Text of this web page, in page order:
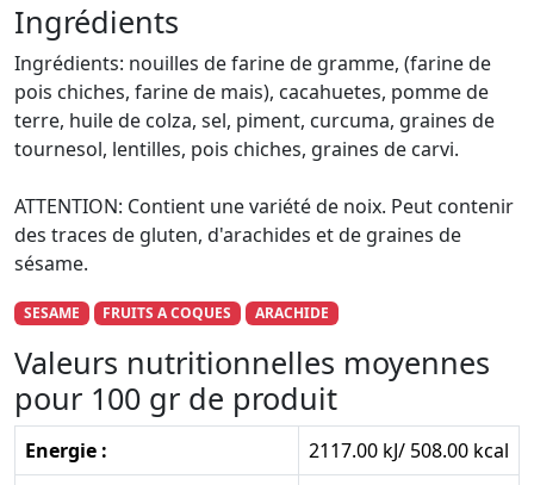
Ingrédients
Ingrédients: nouilles de farine de gramme, (farine de
pois chiches, farine de mais), cacahuetes, pomme de
terre, huile de colza, sel, piment, curcuma, graines de
tournesol, lentilles, pois chiches, graines de carvi.
ATTENTION: Contient une variété de noix. Peut contenir
des traces de gluten, d'arachides et de graines de
sésame.
SESAME FRUITS A COQUES ARACHIDE
Valeurs nutritionnelles moyennes
pour 100 gr de produit
Energie :
2117.00 kJ/ 508.00 kcal